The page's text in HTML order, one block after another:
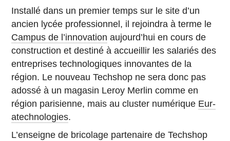
Ins­tallé dans un premier temps sur le site d’un
ancien lycée pro­fes­sion­nel, il re­join­dra à terme le
Campus de l’innovation au­jour­d’hui en cours de
construc­tion et destiné à ac­cueillir les sa­la­riés des
en­tre­prises tech­no­lo­giques in­no­vantes de la
région. Le nouveau Tech­shop ne sera donc pas
adossé à un magasin Leroy Merlin comme en
région pa­ri­sienne, mais au cluster nu­mé­rique Eur­
atech­no­lo­gies.
L’en­seigne de bri­co­lage par­te­naire de Tech­shop